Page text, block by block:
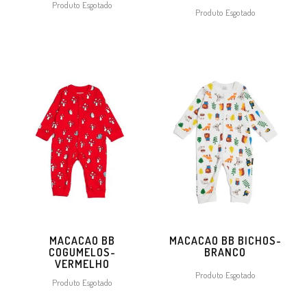
Produto Esgotado
Produto Esgotado
MACACAO BB
COGUMELOS-
VERMELHO
Produto Esgotado
MACACAO BB BICHOS-
BRANCO
Produto Esgotado